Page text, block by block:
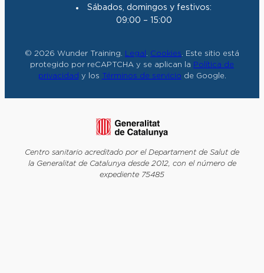
Sábados, domingos y festivos:
09:00 – 15:00
© 2026 Wunder Training. Legal . Cookies. Este sitio está
protegido por reCAPTCHA y se aplican la Política de
privacidad y los Términos de servicio de Google.
Centro sanitario acreditado por el Departament de Salut de
la Generalitat de Catalunya desde 2012, con el número de
expediente 75485